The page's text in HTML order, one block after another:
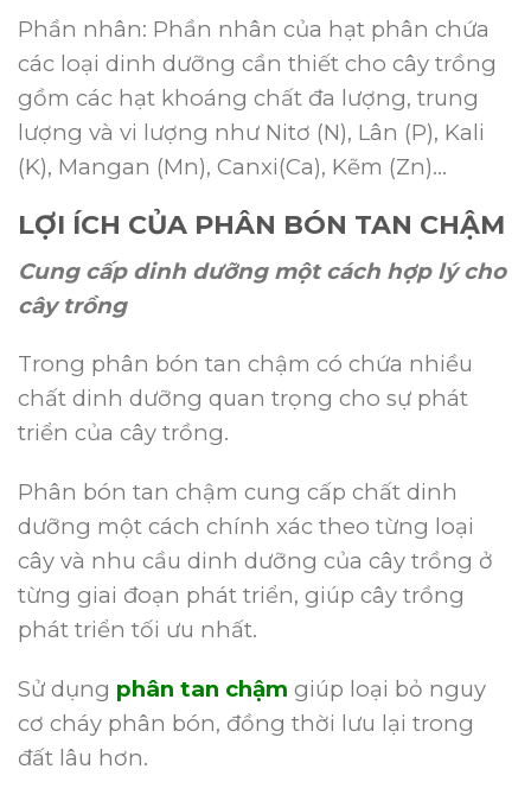
Phần nhân: Phần nhân của hạt phân chứa
các loại dinh dưỡng cần thiết cho cây trồng
gồm các hạt khoáng chất đa lượng, trung
lượng và vi lượng như Nitơ (N), Lân (P), Kali
(K), Mangan (Mn), Canxi(Ca), Kẽm (Zn)…
LỢI ÍCH CỦA PHÂN BÓN TAN CHẬM
Cung cấp dinh dưỡng một cách hợp lý cho
cây trồng
Trong phân bón tan chậm có chứa nhiều
chất dinh dưỡng quan trọng cho sự phát
triển của cây trồng.
Phân bón tan chậm cung cấp chất dinh
dưỡng một cách chính xác theo từng loại
cây và nhu cầu dinh dưỡng của cây trồng ở
từng giai đoạn phát triển, giúp cây trồng
phát triển tối ưu nhất.
Sử dụng phân tan chậm giúp loại bỏ nguy
cơ cháy phân bón, đồng thời lưu lại trong
đất lâu hơn.